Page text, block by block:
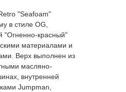
"Seafoam"
в стиле OG,
красный"
материалами и
Верх выполнен из
масляно-
внутренней
Jumpman,